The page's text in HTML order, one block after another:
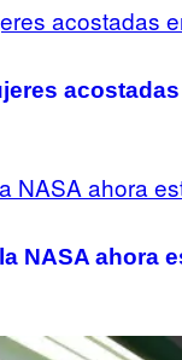
NASA ahora